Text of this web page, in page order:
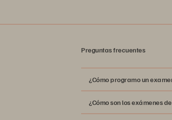
Preguntas frecuentes
¿Cómo programo un
¿Cómo son los exámenes